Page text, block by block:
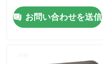
3~5.5mm 水道・配管
システムに適していま
す
お問い合わせを送信